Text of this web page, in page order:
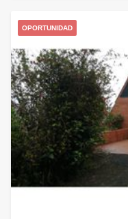
OPORTUNIDAD